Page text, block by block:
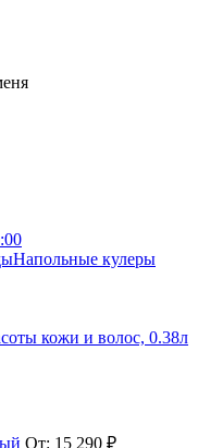
Напольные кулеры
кожи и волос, 0.38л
От: 15 290 ₽